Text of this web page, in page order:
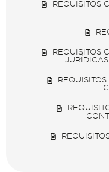
REQUISITOS
REQUISITOS